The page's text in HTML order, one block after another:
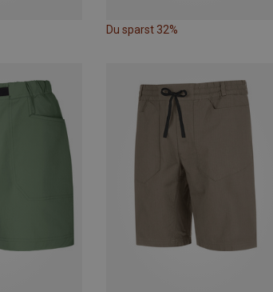
Du sparst 32%